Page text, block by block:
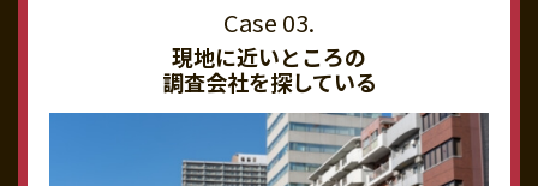
現地に近いところの
調査会社を探している